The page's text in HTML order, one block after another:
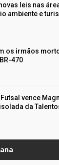
leis nas
ambiente e
os irmãos
470
vence
da